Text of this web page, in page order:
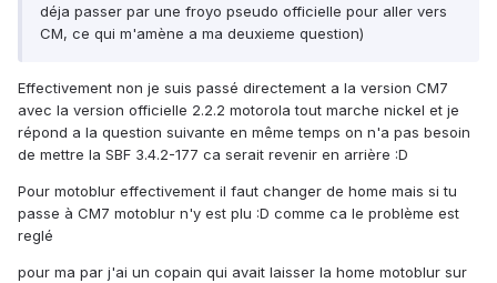
déja passer par une froyo pseudo officielle pour aller vers
CM, ce qui m'amène a ma deuxieme question)
Effectivement non je suis passé directement a la version CM7
avec la version officielle 2.2.2 motorola tout marche nickel et je
répond a la question suivante en même temps on n'a pas besoin
de mettre la SBF 3.4.2-177 ca serait revenir en arrière :D
Pour motoblur effectivement il faut changer de home mais si tu
passe à CM7 motoblur n'y est plu :D comme ca le problème est
reglé
pour ma par j'ai un copain qui avait laisser la home motoblur sur